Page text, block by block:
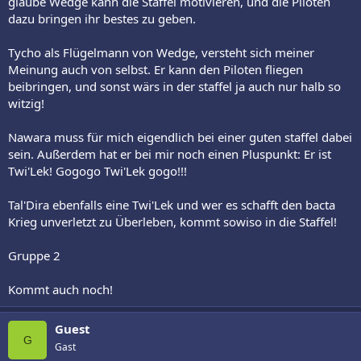
dazu bringen ihr bestes zu geben.
Tycho als Flügelmann von Wedge, versteht sich meiner
Meinung auch von selbst. Er kann den Piloten fliegen
beibringen, und sonst wärs in der staffel ja auch nur halb so
witzig!
Nawara muss für mich eigendlich bei einer guten staffel dabei
sein. Außerdem hat er bei mir noch einen Pluspunkt: Er ist
Twi'Lek! Gogogo Twi'Lek gogo!!!
Tal'Dira ebenfalls eine Twi'Lek und wer es schafft den bacta
Krieg unverletzt zu Überleben, kommt sowiso in die Staffel!
Gruppe 2
Kommt auch noch!
G
Guest
Gast